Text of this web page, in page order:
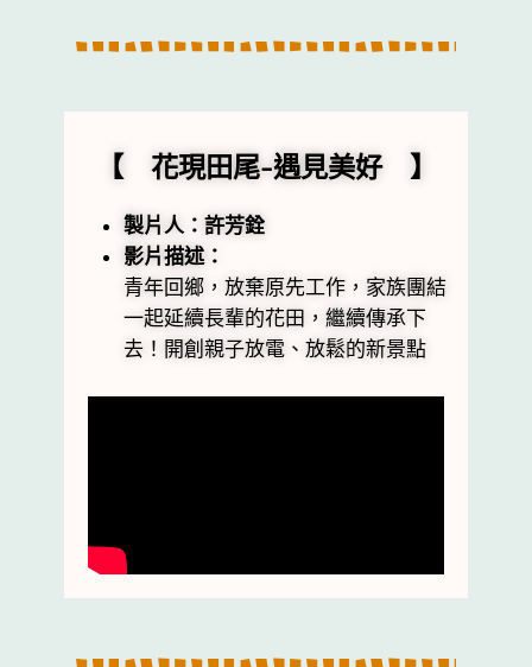
【 花現田尾-遇見美好 】
製片人：許芳銓
影片描述：
青年回鄉，放棄原先工作，家族團結
一起延續長輩的花田，繼續傳承下
去！開創親子放電、放鬆的新景點